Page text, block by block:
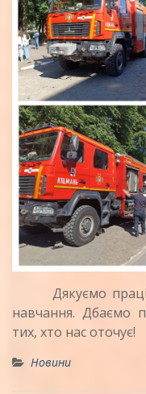
Дякуємо
навчання. Дбаємо
тих, хто нас оточує!
Новини